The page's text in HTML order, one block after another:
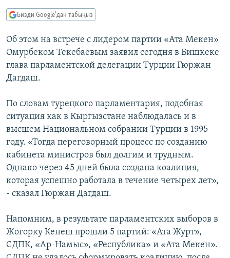
ЭКСПЕРТТЕР ТАЛДАЙТ
БИЗ ЖАНА ДҮЙНӨ
ДАНИСТЕ
ЭЖЕ-СИҢДИЛЕР
ЫҢГАЙСЫЗ СУРООЛОР
ӨЗГӨЧӨ ПИКИР
Русский
ОНЛАЙН ШЕРИНЕ
ЭЕ/АРнун бардык сайттары
Бизди Google'дан табыңыз
Об этом на встрече с лидером партии «Ата Мекен»
Омурбеком Текебаевым заявил сегодня в Бишкеке
глава парламентской делегации Турции Гюржан
Дагдаш.
По словам турецкого парламентария, подобная
ситуация как в Кыргызстане наблюдалась и в
высшем Национальном собрании Турции в 1995
году. «Тогда переговорный процесс по созданию
кабинета министров был долгим и трудным.
Однако через 45 дней была создана коалиция,
которая успешно работала в течение четырех лет»,
- сказал Гюржан Дагдаш.
Напомним, в результате парламентских выборов в
Жогорку Кенеш прошли 5 партий: «Ата Журт»,
СДПК, «Ар-Намыс», «Республика» и «Ата Мекен».